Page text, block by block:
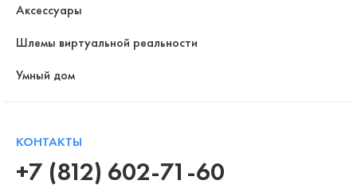
Аксессуары
Шлемы виртуальной реальности
Умный дом
КОНТАКТЫ
+7 (812) 602-71-60